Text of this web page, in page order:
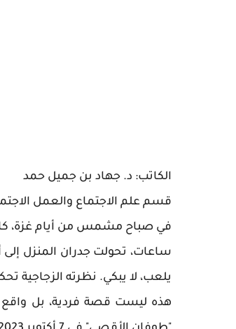
الكاتب: د. جهاد بن جميل حمد
قسم علم الاجتماع والعمل
ساعات، تحولت جدران المنزل إلى
يلعب، لا يبكي. نظرته الزجاجية
هذه ليست قصة فردية، بل